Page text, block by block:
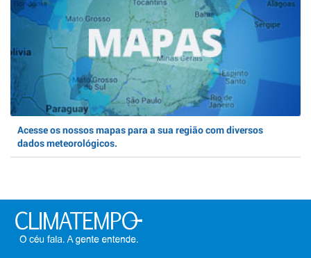
Acesse os nossos mapas para a sua região com diversos
dados meteorológicos.